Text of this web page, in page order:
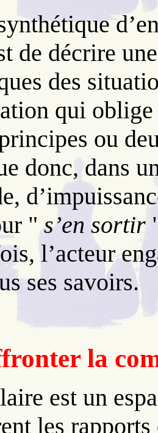
de décrire
des
qui
ou
donc, dans
"s’en sortir
l’acteur
ses savoirs.
la
est un
les